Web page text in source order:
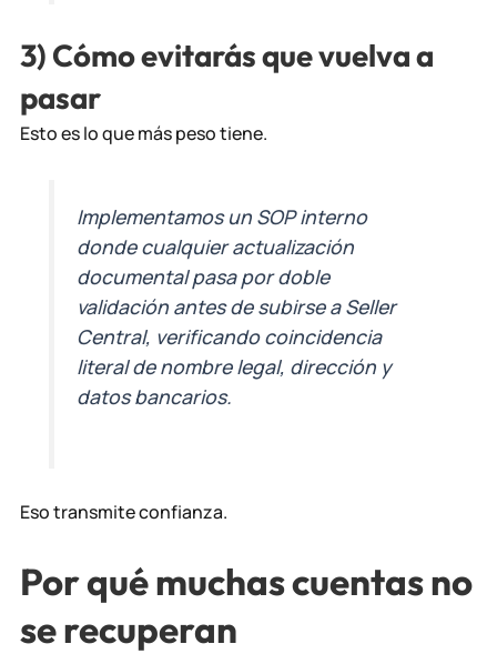
3) Cómo evitarás que vuelva a
pasar
Esto es lo que más peso tiene.
Implementamos un SOP interno
donde cualquier actualización
documental pasa por doble
validación antes de subirse a Seller
Central, verificando coincidencia
literal de nombre legal, dirección y
datos bancarios.
Eso transmite confianza.
Por qué muchas cuentas no
se recuperan